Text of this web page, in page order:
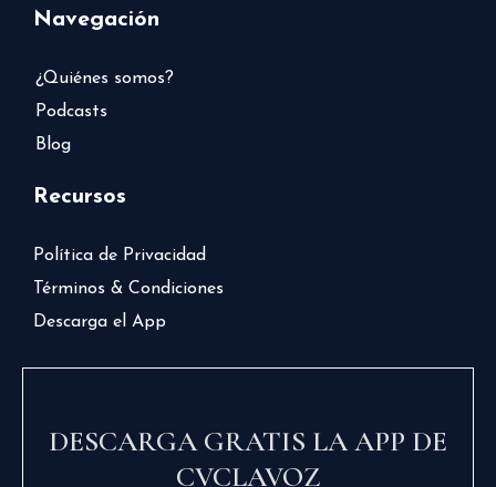
Navegación
¿Quiénes somos?
Podcasts
Blog
Recursos
Política de Privacidad
Términos & Condiciones
Descarga el App
DESCARGA GRATIS LA APP DE
CVCLAVOZ